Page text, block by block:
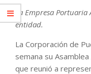
La Empresa
entidad.
La Corporación de
semana su
que reunió a